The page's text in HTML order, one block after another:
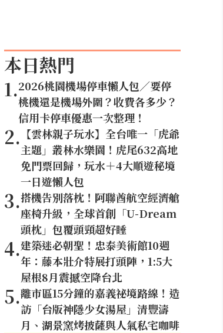
本日熱門
1.2026桃園機場停車懶人包／要停
桃機還是機場外圍？收費各多少？
信用卡停車優惠一次整理！
2. 【雲林親子玩水】全台唯一「虎爺
主題」叢林水樂園！虎尾632高地
免門票回歸，玩水＋4大順遊秘境
一日遊懶人包
3.搭機告別落枕！阿聯酋航空經濟艙
座椅升級，全球首創「U-Dream
頭枕」包覆頭頸超好睡
4.建築迷必朝聖！忠泰美術館10週
年：藤本壯介特展打頭陣，1:5大
屋根8月震撼空降台北
5.離市區15分鐘的嘉義祕境路線！造
訪「台版神隱少女湯屋」清豐濤
月、湖景窯烤披薩與人氣私宅咖啡